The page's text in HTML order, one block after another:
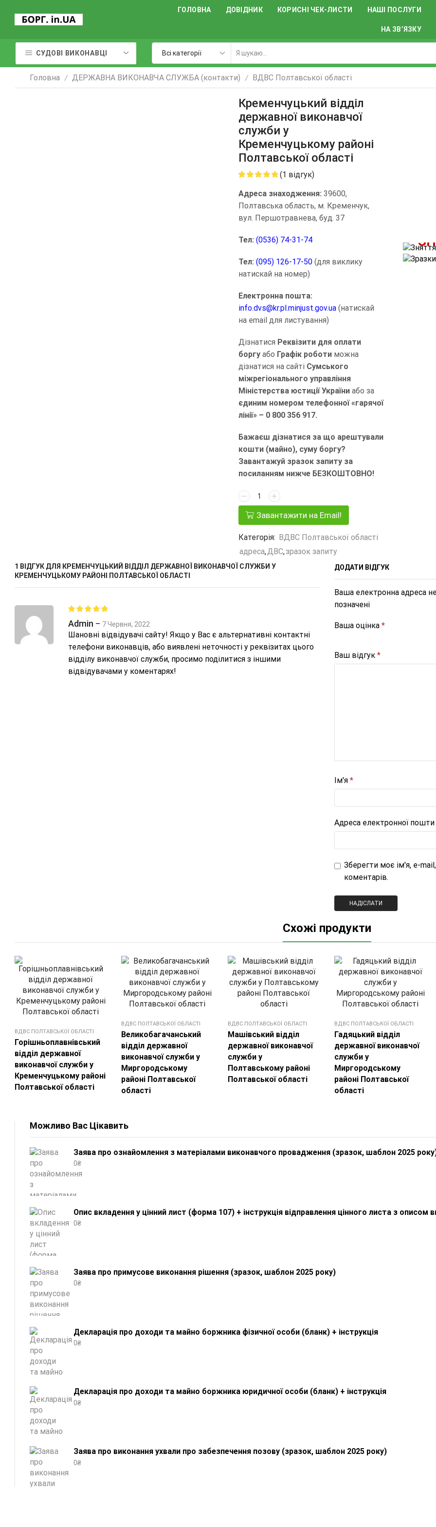
ГОЛОВНА ДОВІДНИК КОРИСНІ ЧЕК-ЛИСТИ НАШІ ПОСЛУГИ
НА ЗВ’ЯЗКУ
СУДОВІ ВИКОНАВЦІ
Головна / ДЕРЖАВНА ВИКОНАВЧА СЛУЖБА (контакти) / ВДВС Полтавської області
Кременчуцький відділ
державної виконавчої
служби у
Кременчуцькому районі
Полтавської області
(1 відгук)
Адреса знаходження: 39600,
Полтавська область, м. Кременчук,
вул. Першотравнева, буд. 37
Тел: (0536) 74-31-74
Тел: (095) 126-17-50(для виклику
натискай на номер)
Електронна пошта:
info.dvs@kr.pl.minjust.gov.ua(натискай
на email для листування)
Дізнатися Реквізити для оплати
боргуабо Графік роботи можна
дізнатися на сайті Сумського
міжрегіонального управління
Міністерства юстиції України або за
єдиним номером телефонної «гарячої
лінії» – 0 800 356 917.
Бажаєш дізнатися за що арештували
кошти (майно), суму боргу?
Завантажуй зразок запиту за
посиланням нижче БЕЗКОШТОВНО!
Завантажити на Email!
Категорія: ВДВС Полтавської області
адреса,ДВС,зразок запиту
1 ВІДГУК ДЛЯ КРЕМЕНЧУЦЬКИЙ ВІДДІЛ ДЕРЖАВНОЇ ВИКОНАВЧОЇ СЛУЖБИ У
КРЕМЕНЧУЦЬКОМУ РАЙОНІ ПОЛТАВСЬКОЇ ОБЛАСТІ
Admin – 7 Червня, 2022
Шановні відвідувачі сайту! Якщо у Вас є альтернативні контактні
телефони виконавців, або виявлені неточності у реквізитах цього
відділу виконавчої служби, просимо поділитися з іншими
відвідувачами у коментарях!
ДОДАТИ ВІДГУК
Ваша електронна адреса
позначені
Ваша оцінка *
Ваш відгук *
Ім'я *
Адреса електронної пошти
Зберегти моє ім'я, e-
коментарів.
Схожі продукти
ВДВС ПОЛТАВСЬКОЇ ОБЛАСТІ
Горішньоплавнівський
відділ державної
виконавчої служби у
Кременчуцькому районі
Полтавської області
ВДВС ПОЛТАВСЬКОЇ ОБЛАСТІ
Великобагачанський
відділ державної
виконавчої служби у
Миргородському
районі Полтавської
області
ВДВС ПОЛТАВСЬКОЇ ОБЛАСТІ
Машівський відділ
державної виконавчої
служби у
Полтавському районі
Полтавської області
ВДВС ПОЛТАВСЬКОЇ ОБЛАСТІ
Гадяцький відділ
державної виконавчої
служби у
Миргородському
районі Полтавської
області
Можливо Вас Цікавить
Заява про ознайомлення з матеріалами виконавчого провадження (зразок, шаблон 2025
0₴
Опис вкладення у цінний лист (форма 107) + інструкція відправлення цінного листа з описом
0₴
Заява про примусове виконання рішення (зразок, шаблон 2025 року)
0₴
Декларація про доходи та майно боржника фізичної особи (бланк) + інструкція
0₴
Декларація про доходи та майно боржника юридичної особи (бланк) + інструкція
0₴
Заява про виконання ухвали про забезпечення позову (зразок, шаблон 2025 року)
0₴